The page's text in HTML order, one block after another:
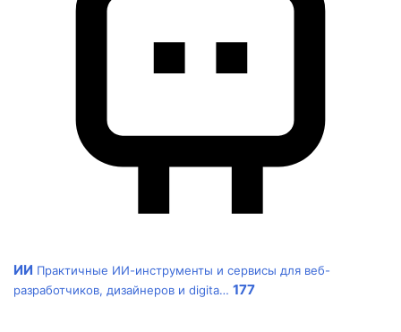
ИИ Практичные ИИ-инструменты и сервисы для веб-
разработчиков, дизайнеров и digita… 177